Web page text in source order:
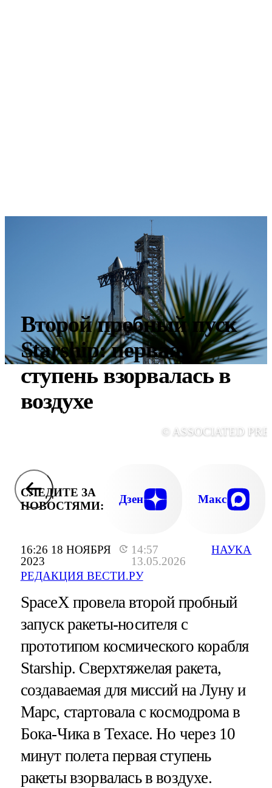
16:26 18 НОЯБРЯ
2023
14:57
13.05.2026
РЕДАКЦИЯ ВЕСТИ.РУ
НАУКА
Второй пробный пуск
Starship: первая
ступень взорвалась в
воздухе
© ASSOCIATED
СЛЕДИТЕ ЗА
НОВОСТЯМИ:
Дзен Макс
SpaceX провела второй пробный
запуск ракеты-носителя с
прототипом космического корабля
Starship. Сверхтяжелая ракета,
создаваемая для миссий на Луну и
Марс, стартовала с космодрома в
Бока-Чика в Техасе. Но через 10
минут полета первая ступень
ракеты взорвалась в воздухе.